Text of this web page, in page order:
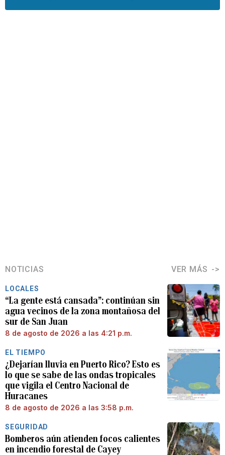
NOTICIAS VER MÁS
LOCALES
“La gente está cansada”: continúan sin
agua vecinos de la zona montañosa del
sur de San Juan
8 de agosto de 2026 a las 4:21 p.m.
EL TIEMPO
¿Dejarían lluvia en Puerto Rico? Esto es
lo que se sabe de las ondas tropicales
que vigila el Centro Nacional de
Huracanes
8 de agosto de 2026 a las 3:58 p.m.
SEGURIDAD
Bomberos aún atienden focos calientes
en incendio forestal de Cayey